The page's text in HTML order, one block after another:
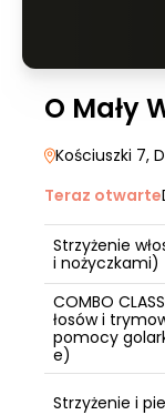
O Mały
Kościuszki 7,
Teraz otwarte
Strzyżenie
i nożyczkami)
COMBO
łosów i
pomocy
e)
Strzyżenie i